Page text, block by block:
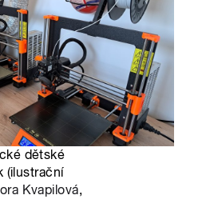
dětské
(ilustrační
Kvapilová,